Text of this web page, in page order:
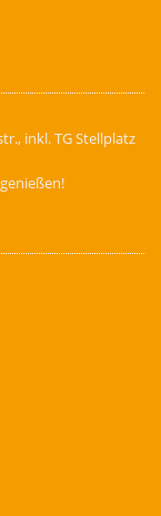
inkl. TG Stellplatz